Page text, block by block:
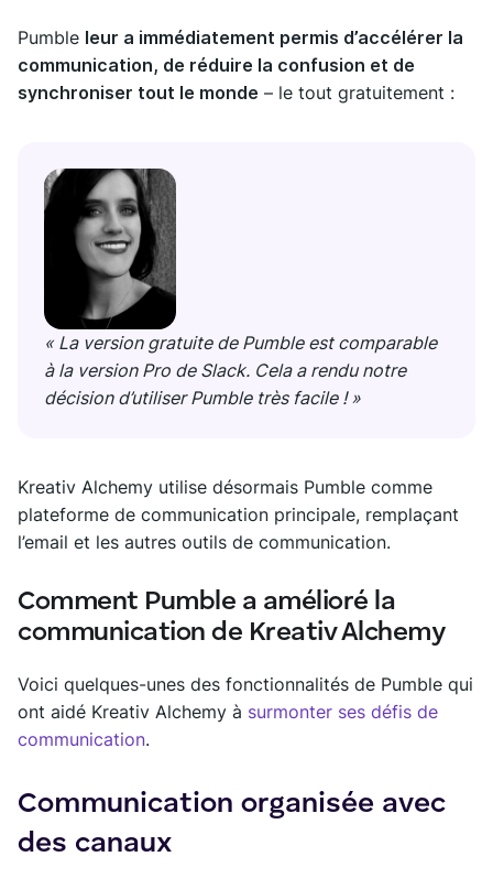
Pumble leur a immédiatement permis d’accélérer la
communication, de réduire la confusion et de
synchroniser tout le monde – le tout gratuitement :
« La version gratuite de Pumble est comparable
à la version Pro de Slack. Cela a rendu notre
décision d’utiliser Pumble très facile ! »
Kreativ Alchemy utilise désormais Pumble comme
plateforme de communication principale, remplaçant
l’email et les autres outils de communication.
Comment Pumble a amélioré la
communication de Kreativ Alchemy
Voici quelques-unes des fonctionnalités de Pumble qui
ont aidé Kreativ Alchemy à surmonter ses défis de
communication.
Communication organisée avec
des canaux